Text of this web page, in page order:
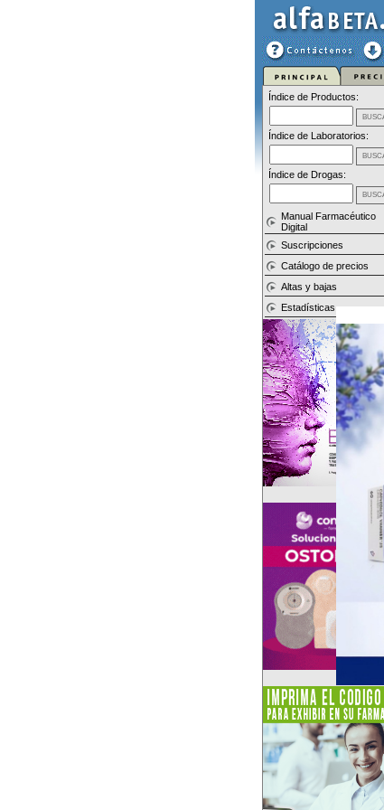
Índice de Productos:
Índice de Laboratorios:
Índice de Drogas:
Manual Farmacéutico
Digital
Suscripciones
Catálogo de precios
Altas y bajas
Estadísticas